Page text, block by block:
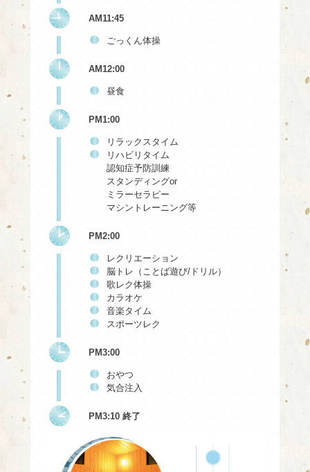
AM11:45
ごっくん体操
AM12:00
昼食
PM1:00
リラックスタイム
リハビリタイム
認知症予防訓練
スタンディングor
ミラーセラピー
マシントレーニング等
PM2:00
レクリエーション
脳トレ（ことば遊び/ドリル）
歌レク体操
カラオケ
音楽タイム
スポーツレク
PM3:00
おやつ
気合注入
PM3:10 終了